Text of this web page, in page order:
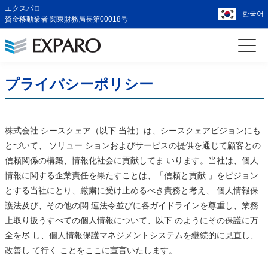
エクスパロ
資金移動業者 関東財務局長第00018号
한국어
プライバシーポリシー
株式会社 シースクェア（以下 当社）は、シースクェアビジョンにも
とづいて、 ソリュー ションおよびサービスの提供を通じて顧客との
信頼関係の構築、情報化社会に貢献してま いります。当社は、個人
情報に関する企業責任を果たすことは、「信頼と貢献 」をビジョン
とする当社にとり、厳粛に受け止めるべき責務と考え、 個人情報保
護法及び、その他の関 連法令並びに各ガイドラインを尊重し、業務
上取り扱うすべての個人情報について、以下 のようにその保護に万
全を尽 し、個人情報保護マネジメントシステムを継続的に見直し、
改善し て行く ことをここに宣言いたします。